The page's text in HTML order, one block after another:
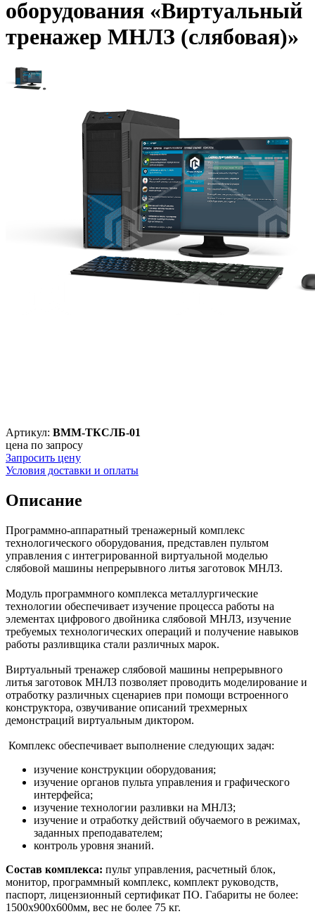
оборудования «Виртуальный
тренажер МНЛЗ (слябовая)»
Артикул: ВММ-ТКСЛБ-01
цена по запросу
Запросить цену
Условия доставки и оплаты
Описание
Программно-аппаратный тренажерный комплекс
технологического оборудования, представлен пультом
управления с интегрированной виртуальной моделью
слябовой машины непрерывного литья заготовок МНЛЗ.
Модуль программного комплекса металлургические
технологии обеспечивает изучение процесса работы на
элементах цифрового двойника слябовой МНЛЗ, изучение
требуемых технологических операций и получение навыков
работы разливщика стали различных марок.
Виртуальный тренажер слябовой машины непрерывного
литья заготовок МНЛЗ позволяет проводить моделирование и
отработку различных сценариев при помощи встроенного
конструктора, озвучивание описаний трехмерных
демонстраций виртуальным диктором.
Комплекс обеспечивает выполнение следующих задач:
изучение конструкции оборудования;
изучение органов пульта управления и графического
интерфейса;
изучение технологии разливки на МНЛЗ;
изучение и отработку действий обучаемого в режимах,
заданных преподавателем;
контроль уровня знаний.
Состав комплекса: пульт управления, расчетный блок,
монитор, программный комплекс, комплект руководств,
паспорт, лицензионный сертификат ПО. Габариты не более:
1500х900х600мм, вес не более 75 кг.